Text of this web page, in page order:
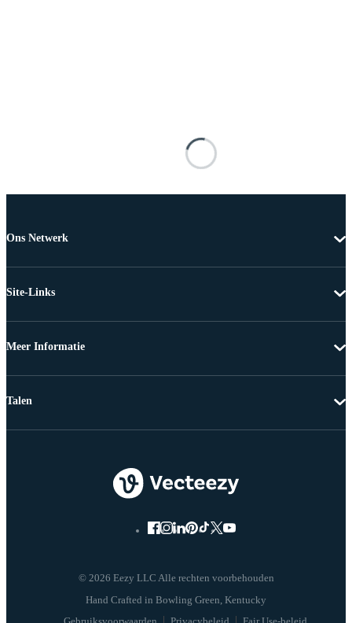
Ons Netwerk
Site-Links
Meer Informatie
© 2026 Eezy LLC Alle rechten voorbehouden
Talen